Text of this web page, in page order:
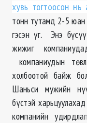
хувь тогтоосон
тонн тутамд 2-5 юан
гэсэн үг. Энэ
жижиг
компаниудын
холбоотой байж
Шаньси мужийн
бүстэй
компанийн